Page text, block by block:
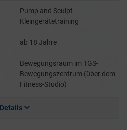
Pump and Sculpt-
Kleingerätetraining
ab 18 Jahre
Bewegungsraum im TGS-
Bewegungszentrum (über dem
Fitness-Studio)
Details